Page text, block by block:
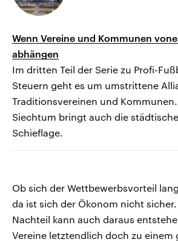
Wenn Vereine und Kommunen
abhängen
Im dritten Teil der Serie zu Profi-
Steuern geht es um umstrittene
Traditionsvereinen und
Siechtum bringt auch die
Schieflage.
Ob sich der Wettbewerbsvorteil
da ist sich der Ökonom nicht
Nachteil kann auch daraus
Vereine letztendlich doch zu einem